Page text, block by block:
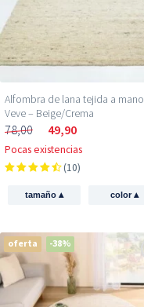
Alfombra de lana tejida a mano
Veve – Beige/Crema
78,00 49,90
Pocas existencias
(10)
tamaño ▴ color▴
oferta -38%